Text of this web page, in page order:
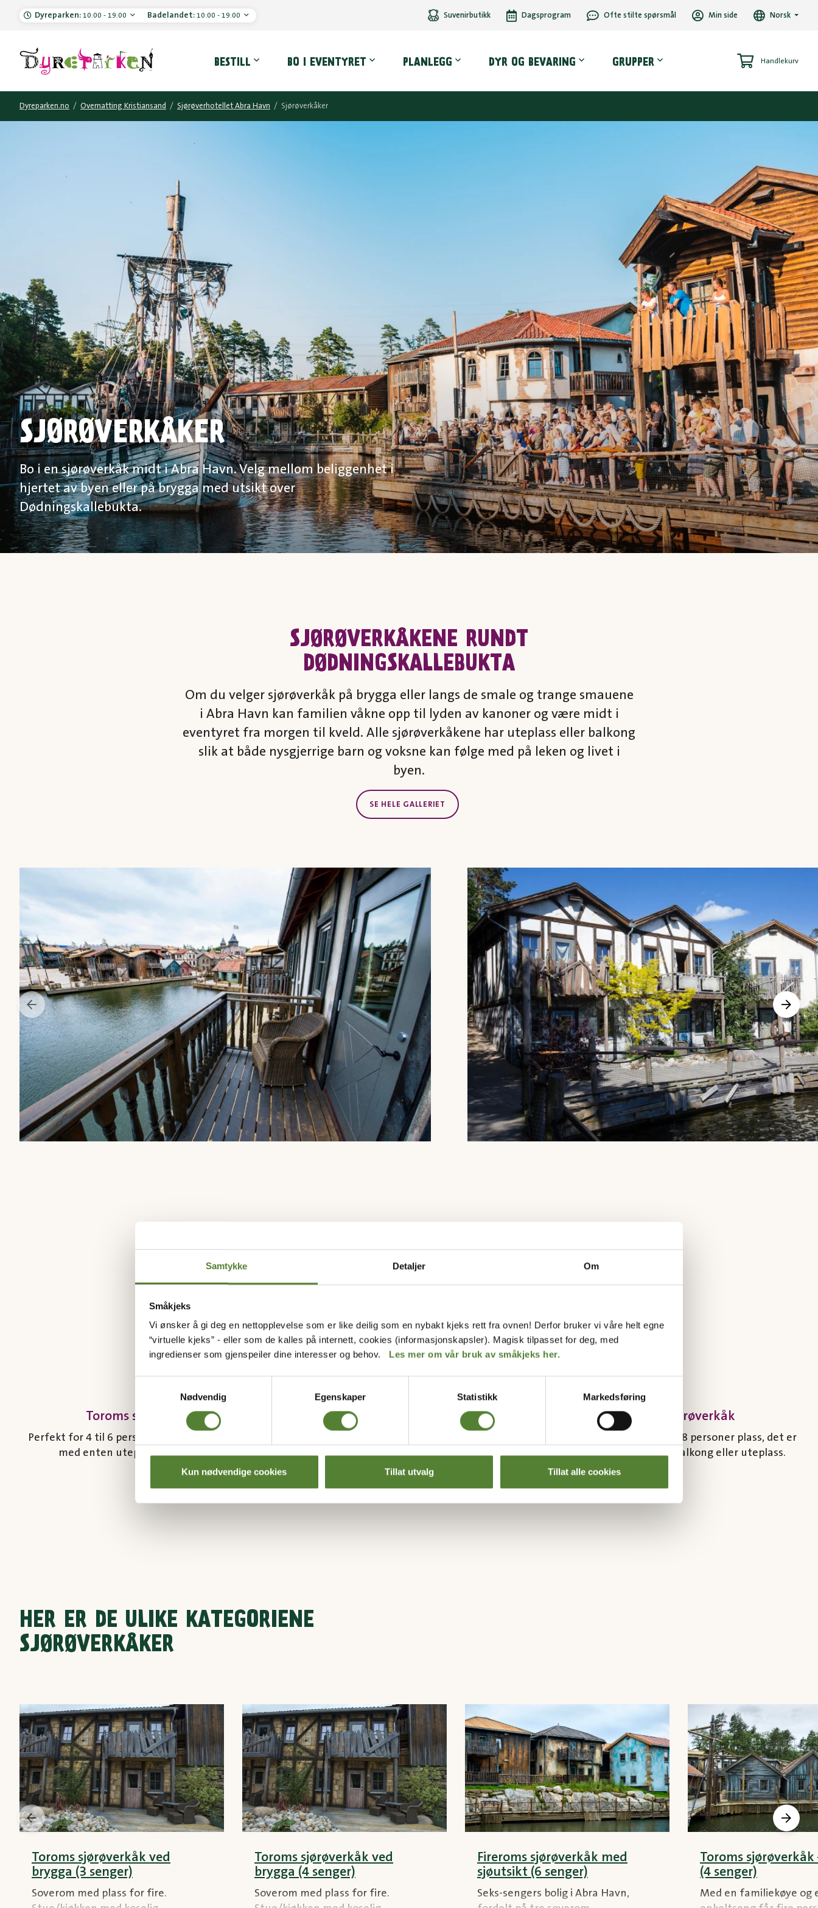
Samtykke Detaljer Om
Småkjeks
Vi ønsker å gi deg en nettopplevelse som er like deilig som en nybakt kjeks rett fra ovnen! Derfor bruker vi våre helt egne
“virtuelle kjeks” - eller som de kalles på internett, cookies (informasjonskapsler). Magisk tilpasset for deg, med
ingredienser som gjenspeiler dine interesser og behov. Les mer om vår bruk av småkjeks her.
Nødvendig
Egenskaper Statistikk Markedsføring
Kun nødvendige cookies Tillat utvalg Tillat alle cookies
Dyreparken: 10:00 - 19:00 Badelandet: 10:00 - 19:00 Suvenirbutikk Dagsprogram Ofte stilte spørsmål Min side Norsk
BESTILL BO I EVENTYRET PLANLEGG DYR OG BEVARING GRUPPER Handlekurv
Dyreparken.no / Overnatting Kristiansand / Sjørøverhotellet Abra Havn / Sjørøverkåker
SJØRØVERKÅKER
Bo i en sjørøverkåk midt i Abra Havn. Velg mellom beliggenhet i
hjertet av byen eller på brygga med utsikt over
Dødningskallebukta.
SJØRØVERKÅKENE RUNDT
DØDNINGSKALLEBUKTA
Om du velger sjørøverkåk på brygga eller langs de smale og trange smauene
i Abra Havn kan familien våkne opp til lyden av kanoner og være midt i
eventyret fra morgen til kveld. Alle sjørøverkåkene har uteplass eller balkong
slik at både nysgjerrige barn og voksne kan følge med på leken og livet i
byen.
SE HELE GALLERIET
Våre leiligheter med sjørøverinnredning har to, tre eller fire rom, så her kan
du finne kåken som passer aller best for akkurat din familie.
Toroms sjørøverkåk
Perfekt for 4 til 6 personer! Alle kåker kommer
med enten uteplass eller balkong.
Treroms sjørøverkåk
balkong eller uteplass.
Fireroms sjørøverkåk
Vår største kåk! Her får 6-8 personer plass, det er
tre soverom og du får balkong eller uteplass.
HER ER DE ULIKE KATEGORIENE
SJØRØVERKÅKER
Toroms sjørøverkåk ved
brygga (3 senger)
Soverom med plass for fire.
Toroms sjørøverkåk ved
brygga (4 senger)
Soverom med plass for fire.
Fireroms sjørøverkåk med
sjøutsikt (6 senger)
Seks-sengers bolig i Abra Havn,
Toroms
(4 senger)
Med en familiekøye og